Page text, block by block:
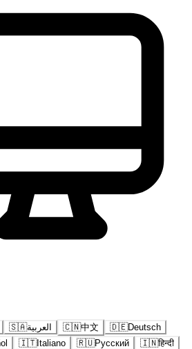
🇸🇦العربية 🇨🇳中文 🇩🇪Deutsch
🇮🇹Italiano 🇷🇺Русский 🇮🇳हिन्दी